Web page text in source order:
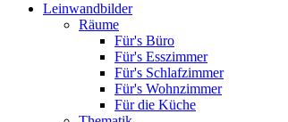
Leinwandbilder
Räume
Für's Büro
Für's Esszimmer
Für's Schlafzimmer
Für's Wohnzimmer
Für die Küche